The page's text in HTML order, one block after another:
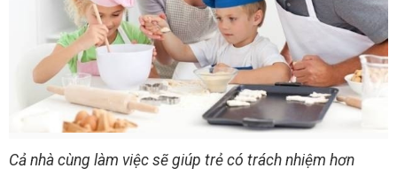
Cả nhà cùng làm việc sẽ giúp trẻ có trách nhiệm hơn